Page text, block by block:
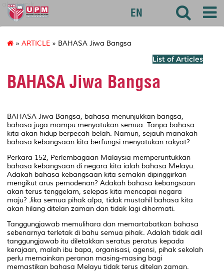
akademik
EN
» ARTICLE » BAHASA Jiwa Bangsa
List of Articles
BAHASA Jiwa Bangsa
BAHASA Jiwa Bangsa, bahasa menunjukkan bangsa,
bahasa juga mampu menyatukan semua. Tanpa bahasa
kita akan hidup berpecah-belah. Namun, sejauh manakah
bahasa kebangsaan kita berfungsi menyatukan rakyat?
Perkara 152, Perlembagaan Malaysia memperuntukkan
bahasa kebangsaan di negara kita ialah bahasa Melayu. ​
Adakah bahasa kebangsaan kita semakin dipinggirkan
mengikut arus pemodenan? Adakah bahasa kebangsaan
akan terus tenggelam, selepas kita mencapai negara
maju? Jika semua pihak alpa, tidak mustahil bahasa kita
akan hilang ditelan zaman dan tidak lagi dihormati.
Tanggungjawab memulihara dan memartabatkan bahasa
sebenarnya terletak di bahu semua pihak. Adalah tidak adil
tanggungjawab itu diletakkan seratus peratus kepada
kerajaan, malah ibu bapa, organisasi, agensi, pihak sekolah
perlu memainkan peranan masing-masing bagi
memastikan bahasa Melayu tidak terus ditelan zaman.